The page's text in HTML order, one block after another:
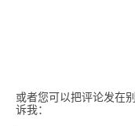
或者您可以把评论发在
诉我：